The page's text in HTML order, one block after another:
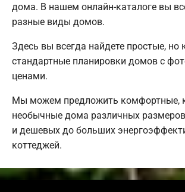
дома. В нашем онлайн-каталоге вы
разные виды домов.
Здесь вы всегда найдете простые, но
стандартные планировки домов с
ценами.
Мы можем предложить комфортные,
необычные дома различных
и дешевых до больших
коттеджей.